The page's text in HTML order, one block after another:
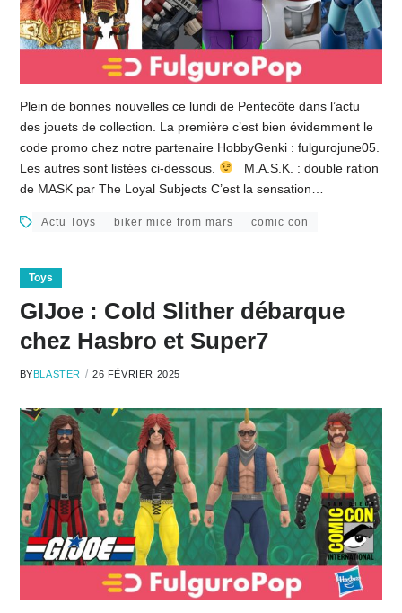
Plein de bonnes nouvelles ce lundi de Pentecôte dans l’actu
des jouets de collection. La première c’est bien évidemment le
code promo chez notre partenaire HobbyGenki : fulgurojune05.
Les autres sont listées ci-dessous.
M.A.S.K. : double ration
de MASK par The Loyal Subjects C’est la sensation…
Actu Toys biker mice from mars comic con
Toys
GIJoe : Cold Slither débarque
chez Hasbro et Super7
BYBLASTER 26 FÉVRIER 2025